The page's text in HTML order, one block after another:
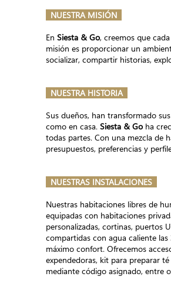
NUESTRA MISIÓN
En Siesta & Go, creemos que
misión es proporcionar un
socializar, compartir historias,
NUESTRA HISTORIA
Sus dueños, han transformado
como en casa. Siesta & Go ha
todas partes. Con una mezcla de
presupuestos, preferencias y
NUESTRAS INSTALACIONES
Nuestras habitaciones libres de
equipadas con habitaciones
personalizadas, cortinas, puertos
compartidas con agua caliente
máximo confort. Ofrecemos
expendedoras, kit para preparar
mediante código asignado, entre